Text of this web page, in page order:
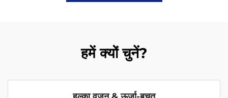
हमें क्यों चुनें?